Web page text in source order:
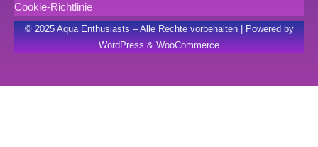
Cookie-Richtlinie
© 2025 Aqua Enthusiasts – Alle Rechte vorbehalten | Powered by
WordPress & WooCommerce